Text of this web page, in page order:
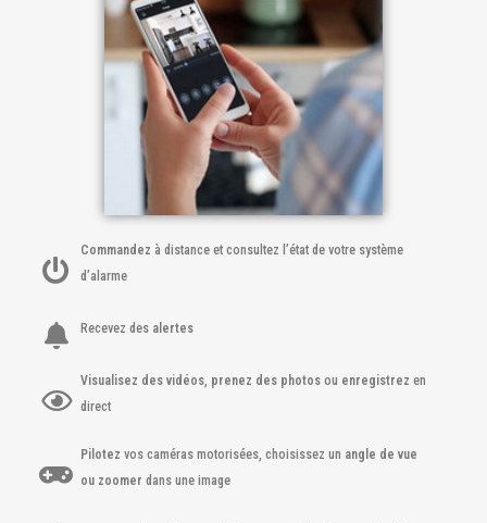
Commandez à distance et consultez l’état de votre système
d’alarme
Recevez des alertes
Visualisez des vidéos prenez des photos ou enregistrez en
direct
Pilotez vos caméras motorisées, choisissez un angle de vue
ou zoomer dans une image